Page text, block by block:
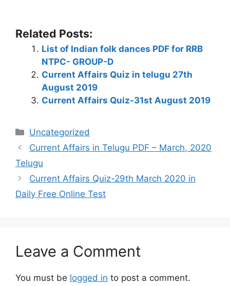
Related Posts:
List of Indian folk dances PDF for RRB
NTPC- GROUP-D
Current Affairs Quiz in telugu 27th
August 2019
Current Affairs Quiz-31st August 2019
Categories
Uncategorized
Current Affairs in Telugu PDF – March, 2020
Telugu
Current Affairs Quiz-29th March 2020 in
Daily Free Online Test
Leave a Comment
You must be logged in to post a comment.